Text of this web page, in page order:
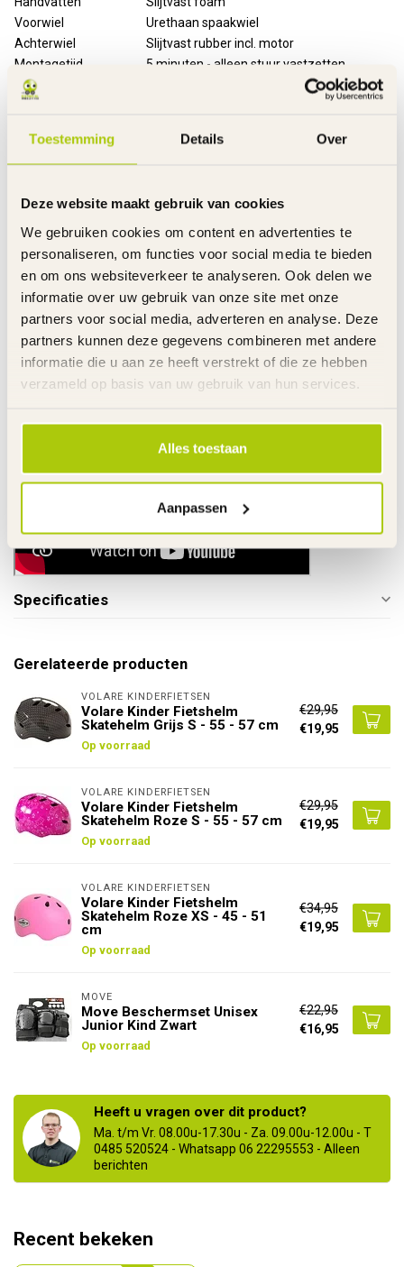
Toestemming Details Over
Deze website maakt gebruik van cookies
We gebruiken cookies om content en advertenties te
personaliseren, om functies voor social media te bieden
en om ons websiteverkeer te analyseren. Ook delen we
informatie over uw gebruik van onze site met onze
partners voor social media, adverteren en analyse. Deze
partners kunnen deze gegevens combineren met andere
informatie die u aan ze heeft verstrekt of die ze hebben
verzameld op basis van uw gebruik van hun services.
Alles toestaan
Aanpassen
Voorwiel
Urethaan spaakwiel
Achterwiel
Slijtvast rubber incl. motor
Montagetijd
5 minuten - alleen stuur vastzetten
Laadtijd
Inclusief
Oplader en handleiding
Garantie product
Garantie Oplader
6 Maanden
Altijd de E-Step met een volledig opgeladen accu wegzetten.
Met deze E-Step mag je rijden op "eigen terrein".
Links
De gehele rubriek Razor elektrische steps
Tips accugebruik
Specificaties
Gerelateerde producten
VOLARE KINDERFIETSEN
Volare Kinder Fietshelm
Skatehelm Grijs S - 55 - 57 cm
Op voorraad
€29,95
€19,95
VOLARE KINDERFIETSEN
Volare Kinder Fietshelm
Skatehelm Roze S - 55 - 57 cm
Op voorraad
€29,95
€19,95
VOLARE KINDERFIETSEN
Volare Kinder Fietshelm
Skatehelm Roze XS - 45 - 51
cm
Op voorraad
€34,95
€19,95
MOVE
Move Beschermset Unisex
Junior Kind Zwart
Op voorraad
€22,95
€16,95
Heeft u vragen over dit product?
Ma. t/m Vr. 08.00u-17.30u - Za. 09.00u-12.00u - T
0485 520524 - Whatsapp 06 22295553 - Alleen
berichten
Recent bekeken